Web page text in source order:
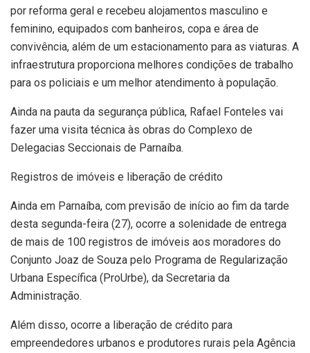
por reforma geral e recebeu alojamentos masculino e
feminino, equipados com banheiros, copa e área de
convivência, além de um estacionamento para as viaturas. A
infraestrutura proporciona melhores condições de trabalho
para os policiais e um melhor atendimento à população.
Ainda na pauta da segurança pública, Rafael Fonteles vai
fazer uma visita técnica às obras do Complexo de
Delegacias Seccionais de Parnaíba.
Registros de imóveis e liberação de crédito
Ainda em Parnaíba, com previsão de início ao fim da tarde
desta segunda-feira (27), ocorre a solenidade de entrega
de mais de 100 registros de imóveis aos moradores do
Conjunto Joaz de Souza pelo Programa de Regularização
Urbana Específica (ProUrbe), da Secretaria da
Administração.
Além disso, ocorre a liberação de crédito para
empreendedores urbanos e produtores rurais pela Agência